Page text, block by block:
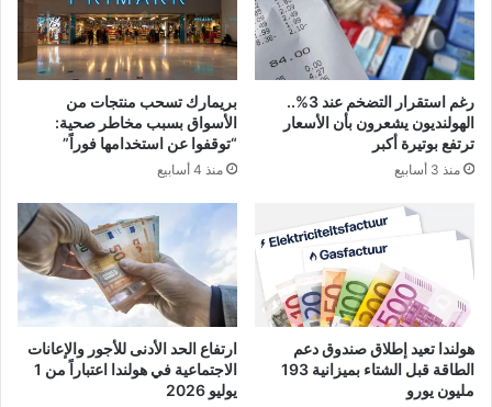
رغم استقرار التضخم عند 3%..
الهولنديون يشعرون بأن الأسعار
ترتفع بوتيرة أكبر
منذ 3 أسابيع
بريمارك تسحب منتجات من
الأسواق بسبب مخاطر صحية:
“توقفوا عن استخدامها فوراً”
منذ 4 أسابيع
هولندا تعيد إطلاق صندوق دعم
الطاقة قبل الشتاء بميزانية 193
مليون يورو
ارتفاع الحد الأدنى للأجور والإعانات
الاجتماعية في هولندا اعتباراً من 1
يوليو 2026